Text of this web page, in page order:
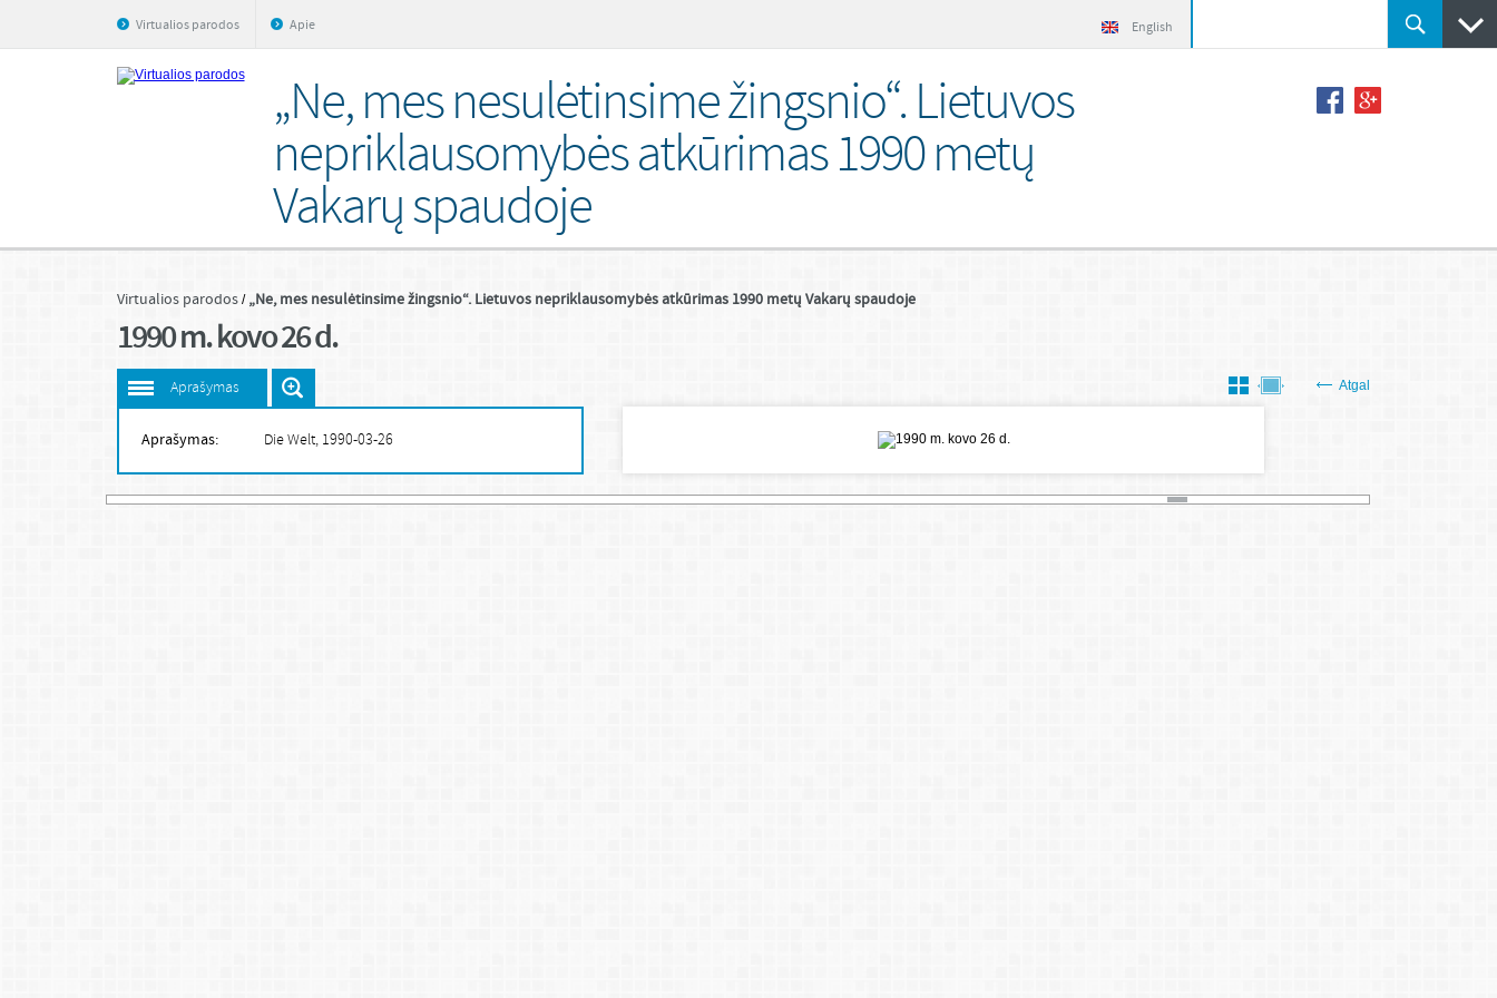
English
Virtualios parodos Apie
„Ne, mes nesulėtinsime žingsnio“. Lietuvos
nepriklausomybės atkūrimas 1990 metų
Vakarų spaudoje
Virtualios parodos „Ne, mes nesulėtinsime žingsnio“. Lietuvos nepriklausomybės atkūrimas 1990 metų Vakarų spaudoje
1990 m. kovo 26 d.
Aprašymas Atgal
Aprašymas: Die Welt, 1990-03-26